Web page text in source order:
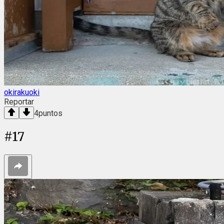
okirakuoki
Reportar
4puntos
#17